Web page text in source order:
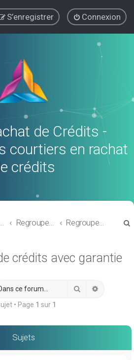
Connexion
S’enregistrer
de Crédits -
courtiers en rachat
crédits
Forum Rachat de Crédits Regroupement de crédits ou Rachat de Crédits pour Propriétaire Regroupement de crédits avec garantie
crédits avec garantie
Rechercher
• Page 1 sur 1
Sujets